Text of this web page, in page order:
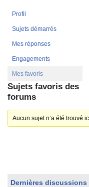
Profil
Sujets démarrés
Mes réponses
Engagements
Mes favoris
Sujets favoris des
forums
Aucun sujet n’a été trouvé
Dernières discussions